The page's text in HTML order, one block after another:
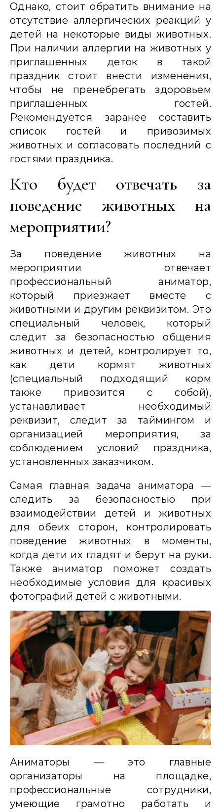
Однако, стоит обратить внимание на
отсутствие аллергических реакций у
детей на некоторые виды животных.
При наличии аллергии на животных у
приглашенных деток в такой
праздник стоит внести изменения,
чтобы не пренебрегать здоровьем
приглашенных гостей.
Рекомендуется заранее составить
список гостей и привозимых
животных и согласовать последний с
гостями праздника.
Кто будет отвечать за
поведение животных на
мероприятии?
За поведение животных на
мероприятии отвечает
профессиональный аниматор,
который приезжает вместе с
животными и другим реквизитом. Это
специальный человек, который
следит за безопасностью общения
животных и детей, контролирует то,
как дети кормят животных
(специальный подходящий корм
также привозится с собой),
устанавливает необходимый
реквизит, следит за таймингом и
организацией мероприятия, за
соблюдением условий праздника,
установленных заказчиком.
Самая главная задача аниматора —
следить за безопасностью при
взаимодействии детей и животных
для обеих сторон, контролировать
поведение животных в моменты,
когда дети их гладят и берут на руки.
Также аниматор поможет создать
необходимые условия для красивых
фотографий детей с животными.
Аниматоры — это главные
организаторы на площадке,
профессиональные сотрудники,
умеющие грамотно работать и